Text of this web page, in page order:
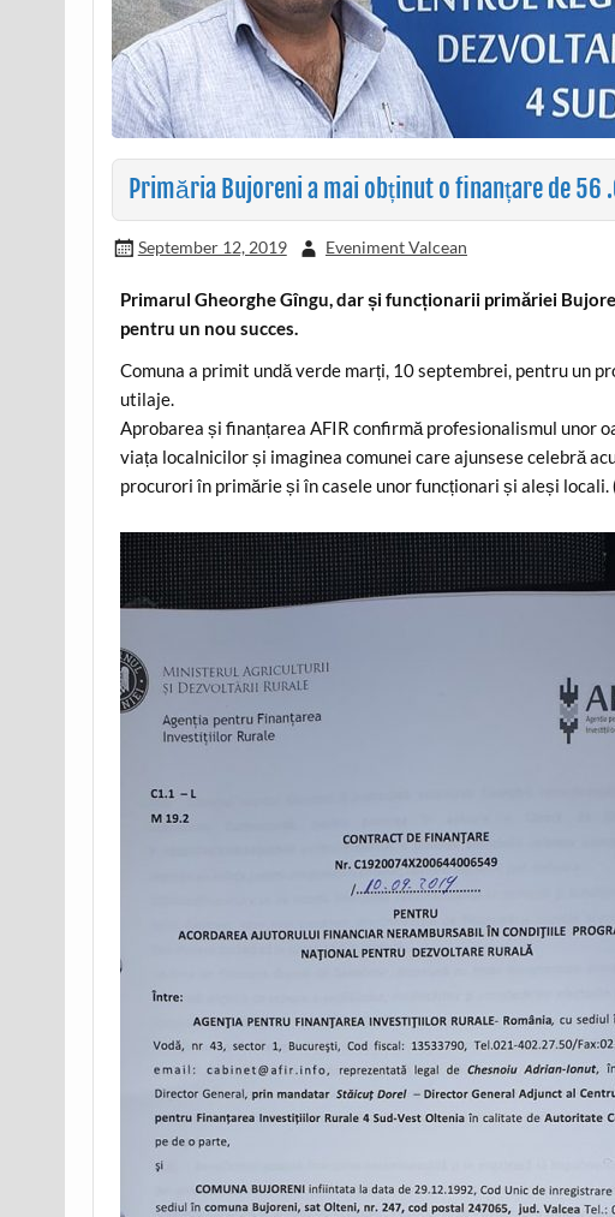
Primăria Bujoreni a mai obținut o finanțare de 56
September 12, 2019 Eveniment Valcean
Primarul Gheorghe Gîngu, dar și funcționarii primăriei
pentru un nou succes.
Comuna a primit undă verde marți, 10 septembrei, pentru un
utilaje.
Aprobarea și finanțarea AFIR confirmă profesionalismul unor
viața localnicilor și imaginea comunei care ajunsese celebră
procurori în primărie și în casele unor funcționari și aleși locali.